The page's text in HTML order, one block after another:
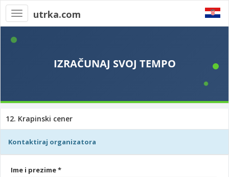
Toggle
navigation
utrka.com
12. Krapinski cener
Kontaktiraj organizatora
Ime i prezime *